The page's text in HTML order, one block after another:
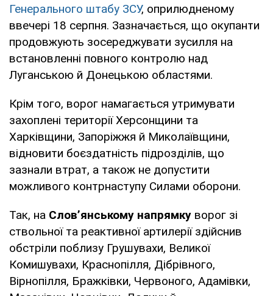
Генерального штабу ЗСУ, оприлюдненому
ввечері 18 серпня. Зазначається, що окупанти
продовжують зосереджувати зусилля на
встановленні повного контролю над
Луганською й Донецькою областями.
Крім того, ворог намагається утримувати
захоплені території Херсонщини та
Харківщини, Запоріжжя й Миколаївщини,
відновити боєздатність підрозділів, що
зазнали втрат, а також не допустити
можливого контрнаступу Силами оборони.
Так, на Словʼянському напрямку ворог зі
ствольної та реактивної артилерії здійснив
обстріли поблизу Грушувахи, Великої
Комишувахи, Краснопілля, Дібрівного,
Вірнопілля, Бражківки, Червоного, Адамівки,